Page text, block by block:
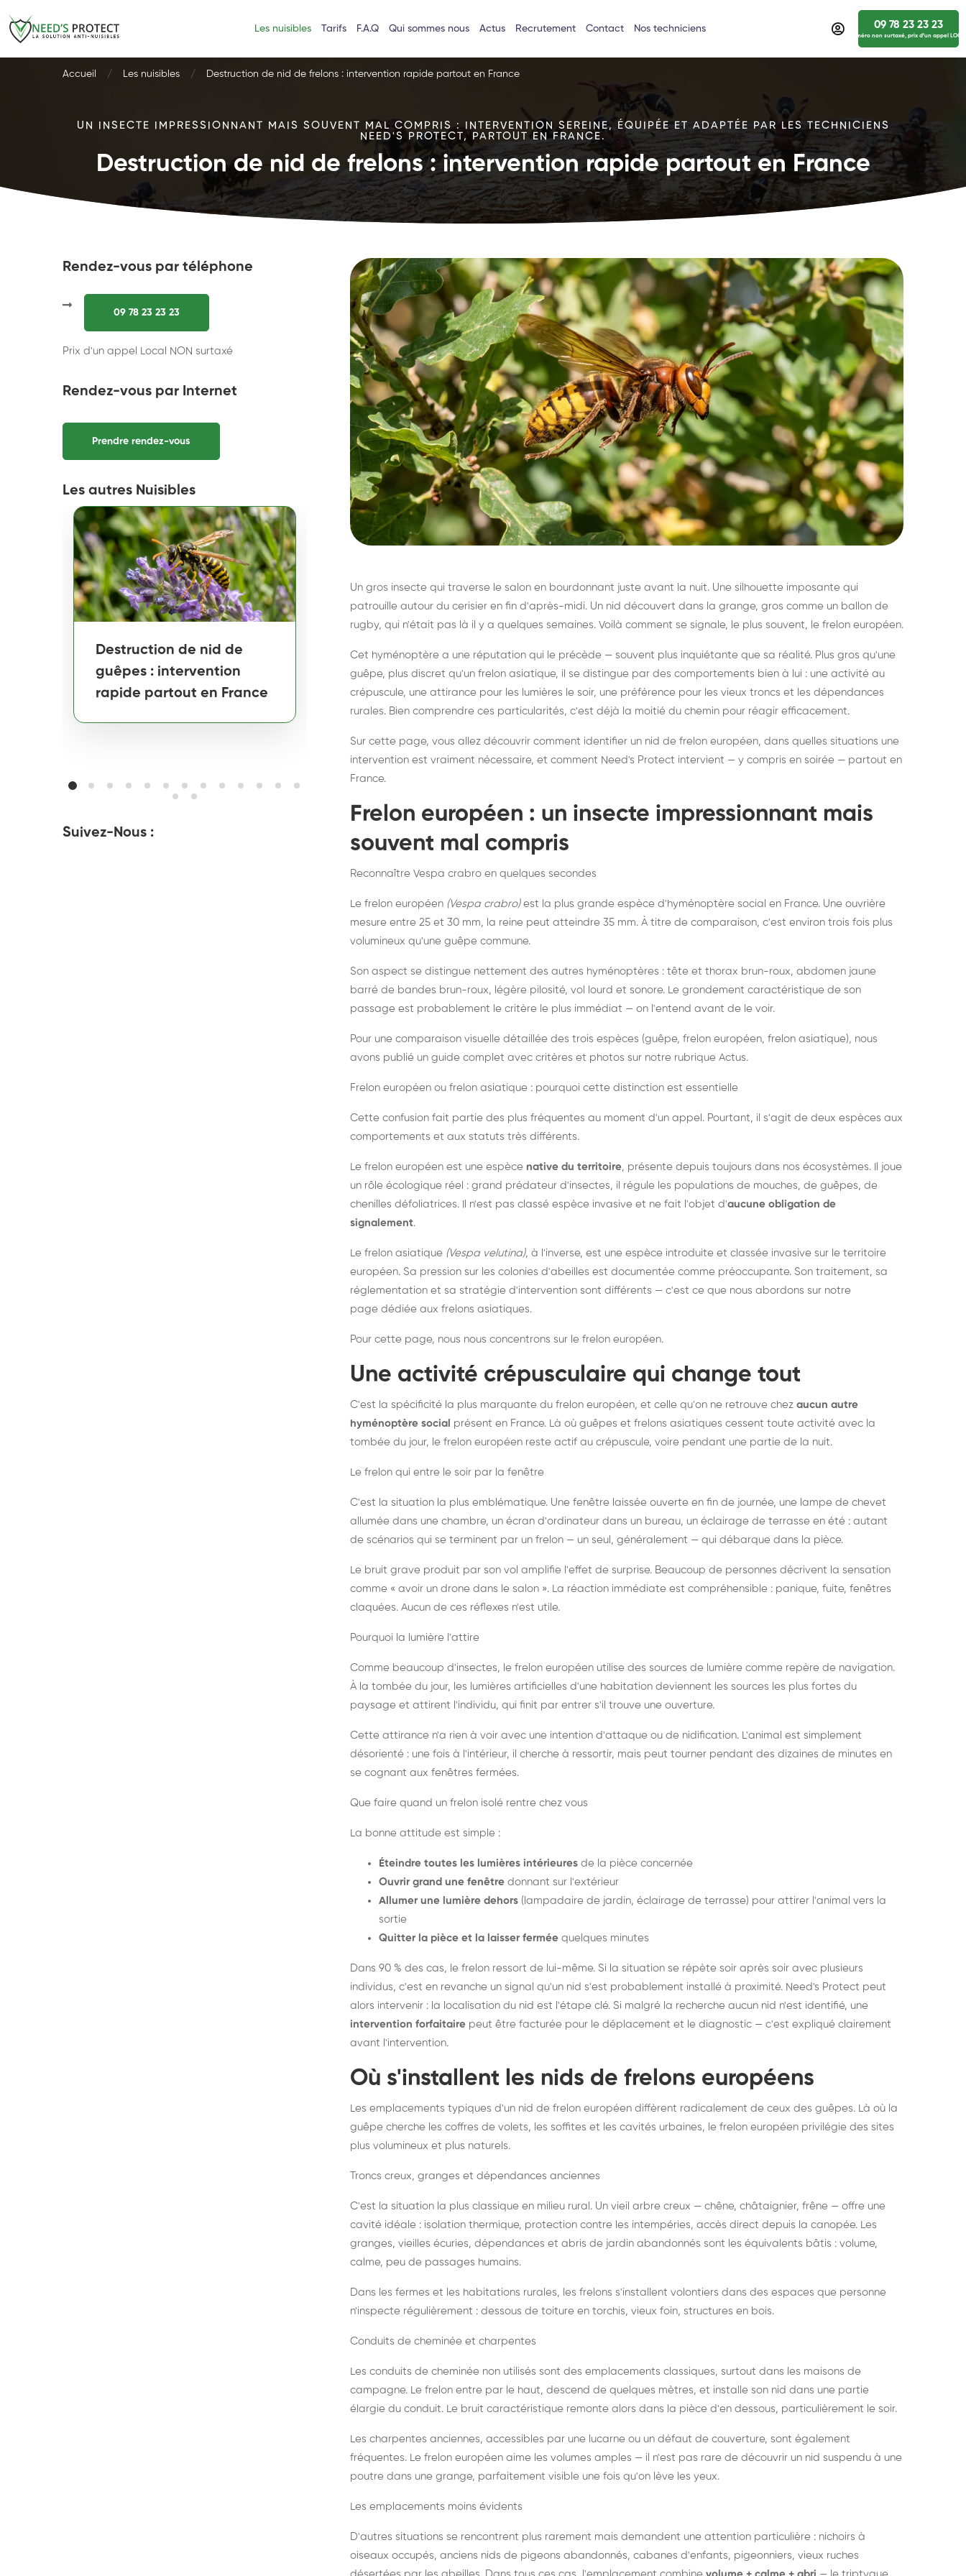
Les nuisibles Tarifs F.A.Q Qui sommes nous Actus Recrutement Contact Nos techniciens 09 78 23 23 23
numéro non surtaxé, prix d’un appel
Accueil Les nuisibles Destruction de nid de frelons : intervention rapide partout en France
UN INSECTE IMPRESSIONNANT MAIS SOUVENT MAL COMPRIS : INTERVENTION SEREINE, ÉQUIPÉE ET ADAPTÉE PAR LES TECHNICIENS
NEED'S PROTECT, PARTOUT EN FRANCE.
Destruction de nid de frelons : intervention rapide partout en France
Rendez-vous par téléphone
09 78 23 23 23
Prix d'un appel Local NON surtaxé
Rendez-vous par Internet
Prendre rendez-vous
Les autres Nuisibles
Destruction de nid de
guêpes : intervention
rapide partout en France
Destruction de nid de
frelons asiatiques :
intervention partout en
France
Dératisation : éliminer
durablement rats et
souris, partout en France
Suivez-Nous :
Un gros insecte qui traverse le salon en bourdonnant juste avant la nuit. Une silhouette imposante qui
patrouille autour du cerisier en fin d'après-midi. Un nid découvert dans la grange, gros comme un ballon de
rugby, qui n'était pas là il y a quelques semaines. Voilà comment se signale, le plus souvent, le frelon européen.
Cet hyménoptère a une réputation qui le précède — souvent plus inquiétante que sa réalité. Plus gros qu'une
guêpe, plus discret qu'un frelon asiatique, il se distingue par des comportements bien à lui : une activité au
crépuscule, une attirance pour les lumières le soir, une préférence pour les vieux troncs et les dépendances
rurales. Bien comprendre ces particularités, c'est déjà la moitié du chemin pour réagir efficacement.
Sur cette page, vous allez découvrir comment identifier un nid de frelon européen, dans quelles situations une
intervention est vraiment nécessaire, et comment Need's Protect intervient — y compris en soirée — partout en
France.
Frelon européen : un insecte impressionnant mais
souvent mal compris
Reconnaître Vespa crabro en quelques secondes
Le frelon européen (Vespa crabro)est la plus grande espèce d'hyménoptère social en France. Une ouvrière
mesure entre 25 et 30 mm, la reine peut atteindre 35 mm. À titre de comparaison, c'est environ trois fois plus
volumineux qu'une guêpe commune.
Son aspect se distingue nettement des autres hyménoptères : tête et thorax brun-roux, abdomen jaune
barré de bandes brun-roux, légère pilosité, vol lourd et sonore. Le grondement caractéristique de son
passage est probablement le critère le plus immédiat — on l'entend avant de le voir.
Pour une comparaison visuelle détaillée des trois espèces (guêpe, frelon européen, frelon asiatique), nous
avons publié un guide complet avec critères et photos sur notre rubrique Actus.
Frelon européen ou frelon asiatique : pourquoi cette distinction est essentielle
Cette confusion fait partie des plus fréquentes au moment d'un appel. Pourtant, il s'agit de deux espèces aux
comportements et aux statuts très différents.
Le frelon européen est une espèce native du territoire, présente depuis toujours dans nos écosystèmes. Il joue
un rôle écologique réel : grand prédateur d'insectes, il régule les populations de mouches, de guêpes, de
chenilles défoliatrices. Il n'est pas classé espèce invasive et ne fait l'objet d'aucune obligation de
signalement.
Le frelon asiatique (Vespa velutina), à l'inverse, est une espèce introduite et classée invasive sur le territoire
européen. Sa pression sur les colonies d'abeilles est documentée comme préoccupante. Son traitement, sa
réglementation et sa stratégie d'intervention sont différents — c'est ce que nous abordons sur notre
page dédiée aux frelons asiatiques.
Pour cette page, nous nous concentrons sur le frelon européen.
Une activité crépusculaire qui change tout
C'est la spécificité la plus marquante du frelon européen, et celle qu'on ne retrouve chez aucun autre
hyménoptère social présent en France. Là où guêpes et frelons asiatiques cessent toute activité avec la
tombée du jour, le frelon européen reste actif au crépuscule, voire pendant une partie de la nuit.
Le frelon qui entre le soir par la fenêtre
C'est la situation la plus emblématique. Une fenêtre laissée ouverte en fin de journée, une lampe de chevet
allumée dans une chambre, un écran d'ordinateur dans un bureau, un éclairage de terrasse en été : autant
de scénarios qui se terminent par un frelon — un seul, généralement — qui débarque dans la pièce.
Le bruit grave produit par son vol amplifie l'effet de surprise. Beaucoup de personnes décrivent la sensation
comme « avoir un drone dans le salon ». La réaction immédiate est compréhensible : panique, fuite, fenêtres
claquées. Aucun de ces réflexes n'est utile.
Pourquoi la lumière l'attire
Comme beaucoup d'insectes, le frelon européen utilise des sources de lumière comme repère de navigation.
À la tombée du jour, les lumières artificielles d'une habitation deviennent les sources les plus fortes du
paysage et attirent l'individu, qui finit par entrer s'il trouve une ouverture.
Cette attirance n'a rien à voir avec une intention d'attaque ou de nidification. L'animal est simplement
désorienté : une fois à l'intérieur, il cherche à ressortir, mais peut tourner pendant des dizaines de minutes en
se cognant aux fenêtres fermées.
Que faire quand un frelon isolé rentre chez vous
La bonne attitude est simple :
Éteindre toutes les lumières intérieures de la pièce concernée
Ouvrir grand une fenêtre donnant sur l'extérieur
Allumer une lumière dehors (lampadaire de jardin, éclairage de terrasse) pour attirer l'animal vers la
sortie
Quitter la pièce et la laisser fermée quelques minutes
Dans 90 % des cas, le frelon ressort de lui-même. Si la situation se répète soir après soir avec plusieurs
individus, c'est en revanche un signal qu'un nid s'est probablement installé à proximité. Need's Protect peut
alors intervenir : la localisation du nid est l'étape clé. Si malgré la recherche aucun nid n'est identifié, une
intervention forfaitaire peut être facturée pour le déplacement et le diagnostic — c'est expliqué clairement
avant l'intervention.
Où s'installent les nids de frelons européens
Les emplacements typiques d'un nid de frelon européen diffèrent radicalement de ceux des guêpes. Là où la
guêpe cherche les coffres de volets, les soffites et les cavités urbaines, le frelon européen privilégie des sites
plus volumineux et plus naturels.
Troncs creux, granges et dépendances anciennes
C'est la situation la plus classique en milieu rural. Un vieil arbre creux — chêne, châtaignier, frêne — offre une
cavité idéale : isolation thermique, protection contre les intempéries, accès direct depuis la canopée. Les
granges, vieilles écuries, dépendances et abris de jardin abandonnés sont les équivalents bâtis : volume,
calme, peu de passages humains.
Dans les fermes et les habitations rurales, les frelons s'installent volontiers dans des espaces que personne
n'inspecte régulièrement : dessous de toiture en torchis, vieux foin, structures en bois.
Conduits de cheminée et charpentes
Les conduits de cheminée non utilisés sont des emplacements classiques, surtout dans les maisons de
campagne. Le frelon entre par le haut, descend de quelques mètres, et installe son nid dans une partie
élargie du conduit. Le bruit caractéristique remonte alors dans la pièce d'en dessous, particulièrement le soir.
Les charpentes anciennes, accessibles par une lucarne ou un défaut de couverture, sont également
fréquentes. Le frelon européen aime les volumes amples — il n'est pas rare de découvrir un nid suspendu à une
poutre dans une grange, parfaitement visible une fois qu'on lève les yeux.
Les emplacements moins évidents
D'autres situations se rencontrent plus rarement mais demandent une attention particulière : nichoirs à
oiseaux occupés, anciens nids de pigeons abandonnés, cabanes d'enfants, pigeonniers, vieux ruches